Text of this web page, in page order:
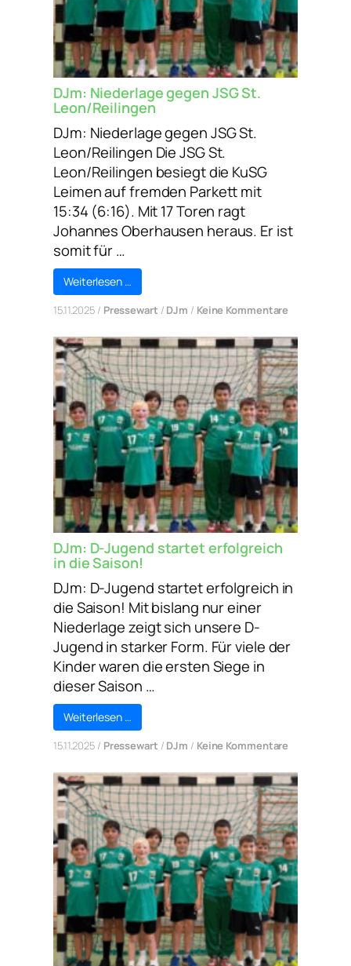
DJm: Niederlage gegen JSG St.
Leon/Reilingen
DJm: Niederlage gegen JSG St.
Leon/Reilingen Die JSG St.
Leon/Reilingen besiegt die KuSG
Leimen auf fremden Parkett mit
15:34 (6:16). Mit 17 Toren ragt
Johannes Oberhausen heraus. Er ist
somit für …
Weiterlesen …
15.11.2025 / Pressewart / DJm / Keine Kommentarezu
Niederlage
gegen
JSG
St.
Leon/
DJm: D-Jugend startet erfolgreich
in die Saison!
DJm: D-Jugend startet erfolgreich in
die Saison! Mit bislang nur einer
Niederlage zeigt sich unsere D-
Jugend in starker Form. Für viele der
Kinder waren die ersten Siege in
dieser Saison …
Weiterlesen …
15.11.2025 / Pressewart / DJm / Keine Kommentarezu
D-
Jugend
startet
erfolgreich
in
die
Saison!